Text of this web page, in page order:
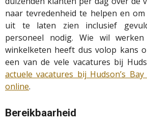
naar tevredenheid te helpen en
uit te laten zien inclusief
personeel nodig. Wie wil
winkelketen heeft dus volop kans
een van de vele vacatures bij
actuele vacatures bij Hudson’s
online.
Bereikbaarheid